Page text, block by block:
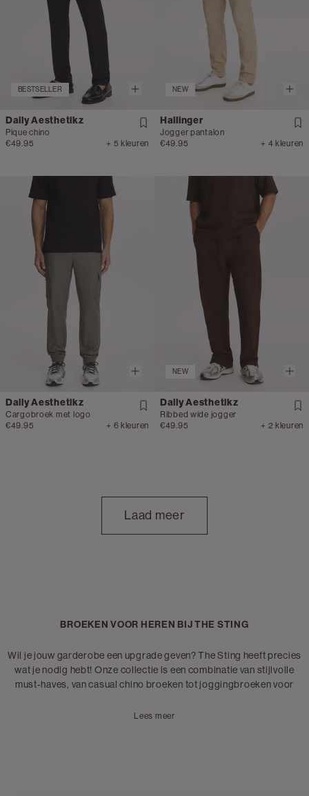
BESTSELLER
Daily Aesthetikz
Pique chino
€49.95
+ 5 kleuren
NEW
Hallinger
Jogger pantalon
€49.95
+ 4 kleuren
Daily Aesthetikz
Cargobroek met logo
€49.95
+ 6 kleuren
NEW
Daily Aesthetikz
Ribbed wide jogger
€49.95
+ 2 kleuren
Laad meer
BROEKEN VOOR HEREN BIJ THE STING
Wil je jouw garderobe een upgrade geven? The Sting heeft precies
wat je nodig hebt! Onze collectie is een combinatie van stijlvolle
must-haves, van casual chino broeken tot joggingbroeken voor
look voor een gezellig dagje uit met vrienden, of een meer geklede
Lees meer